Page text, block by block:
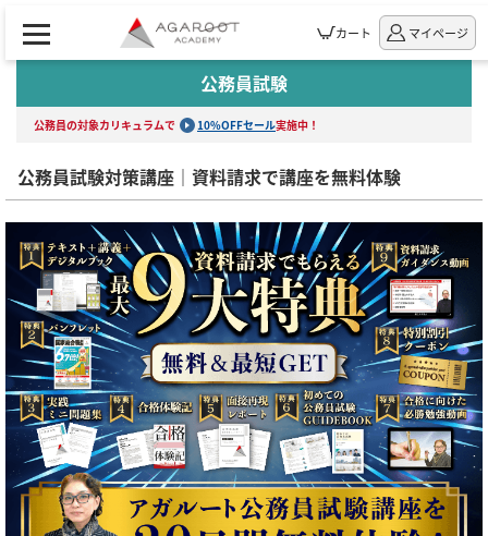
カート マイページ
公務員試験
公務員の対象カリキュラムで 10%OFFセール実施中！
公務員試験対策講座｜資料請求で講座を無料体験